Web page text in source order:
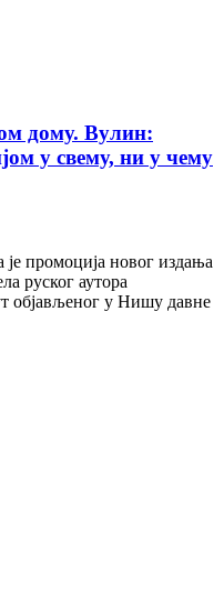
дому. Вулин:
у свему, ни у чему
промоција новог издања
руског аутора
објављеног у Нишу давне